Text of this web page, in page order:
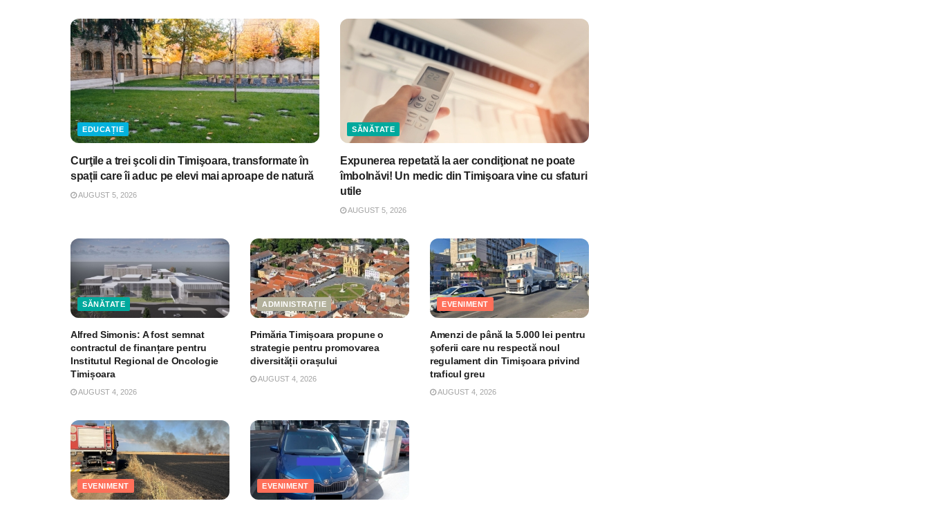
EDUCAȚIE
Curţile a trei şcoli din Timişoara, transformate în
spații care îi aduc pe elevi mai aproape de natură
AUGUST 5, 2026
SĂNĂTATE
Expunerea repetată la aer condiţionat ne poate
îmbolnăvi! Un medic din Timişoara vine cu sfaturi
utile
AUGUST 5, 2026
SĂNĂTATE
Alfred Simonis: A fost semnat
contractul de finanțare pentru
Institutul Regional de Oncologie
Timișoara
AUGUST 4, 2026
ADMINISTRAȚIE
Primăria Timișoara propune o
strategie pentru promovarea
diversității orașului
AUGUST 4, 2026
EVENIMENT
Amenzi de până la 5.000 lei pentru
şoferii care nu respectă noul
regulament din Timişoara privind
traficul greu
AUGUST 4, 2026
EVENIMENT EVENIMENT